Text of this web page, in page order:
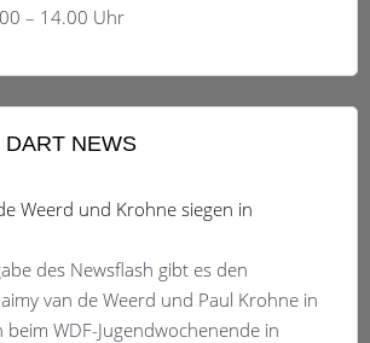
– 14.00 Uhr
DART NEWS
Weerd und Krohne siegen in
des Newsflash gibt es den
van de Weerd und Paul Krohne in
WDF-Jugendwochenende in